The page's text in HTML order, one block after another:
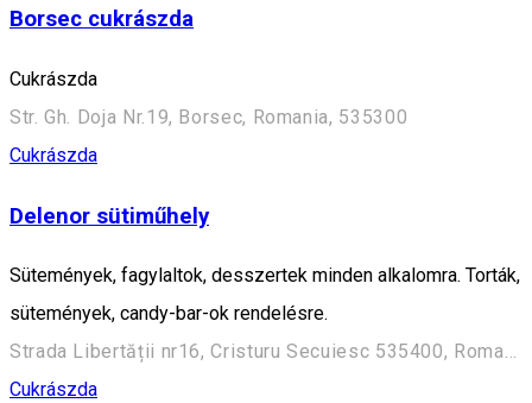
Borsec cukrászda
Cukrászda
Str. Gh. Doja Nr.19, Borsec, Romania, 535300
Cukrászda
Delenor sütiműhely
Sütemények, fagylaltok, desszertek minden alkalomra. Torták,
sütemények, candy-bar-ok rendelésre.
Strada Libertății nr16, Cristuru Secuiesc 535400, Romania
Cukrászda